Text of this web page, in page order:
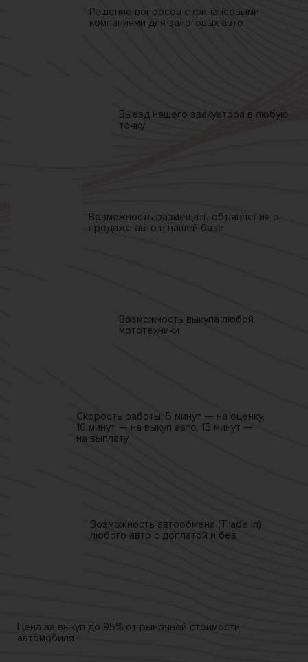
Решение вопросов с финансовыми
компаниями для залоговых авто
Выезд нашего эвакуатора в любую
точку
Возможность размещать объявления о
продаже авто в нашей базе
Возможность выкупа любой
мототехники
Скорость работы. 5 минут — на оценку,
10 минут — на выкуп авто, 15 минут —
на выплату
Возможность автообмена (Trade in)
любого авто с доплатой и без
Цена за выкуп до 95% от рыночной стоимости
автомобиля